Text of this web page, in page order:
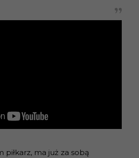
piłkarz, ma już za sobą